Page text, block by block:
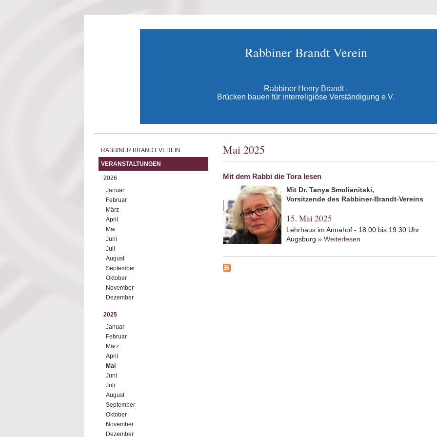
Rabbiner Brandt Verein
Rabbiner Henry Brandt -
Brücken bauen für interreligiöse Verständigung e.V.
RABBINER BRANDT VEREIN
VERANSTALTUNGEN
2026
Januar
Februar
März
April
Mai
Juni
Juli
August
September
Oktober
November
Dezember
2025
Januar
Februar
März
April
Mai
Juni
Juli
August
September
Oktober
November
Dezember
Mai 2025
Mit dem Rabbi die Tora lesen
Mit Dr. Tanya Smolianitski,
Vorsitzende des Rabbiner-Brandt-Vereins
15. Mai 2025
Lehrhaus im Annahof - 18.00 bis 19.30 Uhr
Augsburg » Weiterlesen